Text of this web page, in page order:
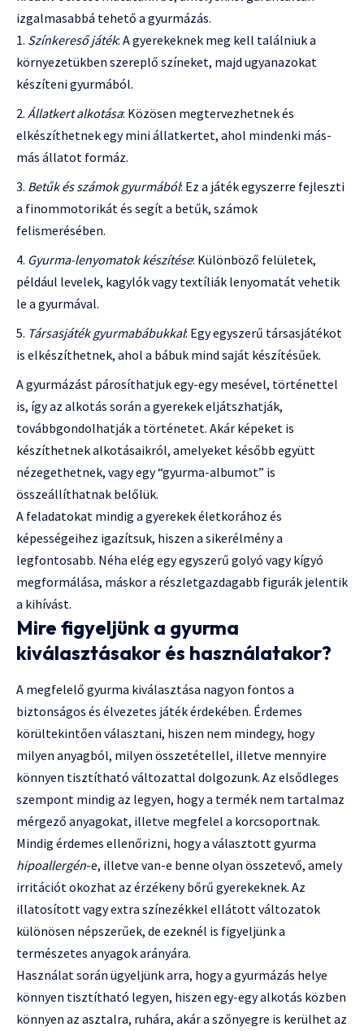
izgalmasabbá tehető a gyurmázás.
Színkereső játék: A gyerekeknek meg kell találniuk a
környezetükben szereplő színeket, majd ugyanazokat
készíteni gyurmából.
Állatkert alkotása: Közösen megtervezhetnek és
elkészíthetnek egy mini állatkertet, ahol mindenki más-
más állatot formáz.
Betűk és számok gyurmából: Ez a játék egyszerre fejleszti
a finommotorikát és segít a betűk, számok
felismerésében.
Gyurma-lenyomatok készítése: Különböző felületek,
például levelek, kagylók vagy textíliák lenyomatát vehetik
le a gyurmával.
Társasjáték gyurmabábukkal: Egy egyszerű társasjátékot
is elkészíthetnek, ahol a bábuk mind saját készítésűek.
A gyurmázást párosíthatjuk egy-egy mesével, történettel
is, így az alkotás során a gyerekek eljátszhatják,
továbbgondolhatják a történetet. Akár képeket is
készíthetnek alkotásaikról, amelyeket később együtt
nézegethetnek, vagy egy “gyurma-albumot” is
összeállíthatnak belőlük.
A feladatokat mindig a gyerekek életkorához és
képességeihez igazítsuk, hiszen a sikerélmény a
legfontosabb. Néha elég egy egyszerű golyó vagy kígyó
megformálása, máskor a részletgazdagabb figurák jelentik
a kihívást.
Mire figyeljünk a gyurma
kiválasztásakor és használatakor?
A megfelelő gyurma kiválasztása nagyon fontos a
biztonságos és élvezetes játék érdekében. Érdemes
körültekintően választani, hiszen nem mindegy, hogy
milyen anyagból, milyen összetétellel, illetve mennyire
könnyen tisztítható változattal dolgozunk. Az elsődleges
szempont mindig az legyen, hogy a termék nem tartalmaz
mérgező anyagokat, illetve megfelel a korcsoportnak.
Mindig érdemes ellenőrizni, hogy a választott gyurma
hipoallergén-e, illetve van-e benne olyan összetevő, amely
irritációt okozhat az érzékeny bőrű gyerekeknek. Az
illatosított vagy extra színezékkel ellátott változatok
különösen népszerűek, de ezeknél is figyeljünk a
természetes anyagok arányára.
Használat során ügyeljünk arra, hogy a gyurmázás helye
könnyen tisztítható legyen, hiszen egy-egy alkotás közben
könnyen az asztalra, ruhára, akár a szőnyegre is kerülhet az